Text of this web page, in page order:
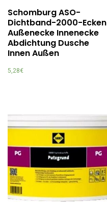
Schomburg ASO-
Dichtband-2000-Ecken
Außenecke Innenecke
Abdichtung Dusche
Innen Außen
5,28€